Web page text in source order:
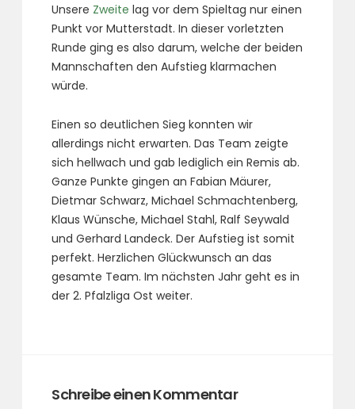
Unsere Zweite lag vor dem Spieltag nur einen
Punkt vor Mutterstadt. In dieser vorletzten
Runde ging es also darum, welche der beiden
Mannschaften den Aufstieg klarmachen
würde.
Einen so deutlichen Sieg konnten wir
allerdings nicht erwarten. Das Team zeigte
sich hellwach und gab lediglich ein Remis ab.
Ganze Punkte gingen an Fabian Mäurer,
Dietmar Schwarz, Michael Schmachtenberg,
Klaus Wünsche, Michael Stahl, Ralf Seywald
und Gerhard Landeck. Der Aufstieg ist somit
perfekt. Herzlichen Glückwunsch an das
gesamte Team. Im nächsten Jahr geht es in
der 2. Pfalzliga Ost weiter.
Schreibe einen Kommentar